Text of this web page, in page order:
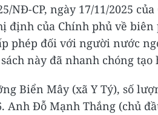
NĐ-CP, ngày 17/11/2025
định của Chính phủ về
phép đối với người nước
này đã nhanh chóng
Biển Mây (xã Y Tý), số
Anh Đỗ Mạnh Thắng (chủ